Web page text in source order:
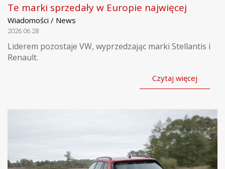
Te marki sprzedały w Europie najwięcej
Wiadomości / News
2026.06.28
Liderem pozostaje VW, wyprzedzając marki Stellantis i
Renault.
Czytaj więcej